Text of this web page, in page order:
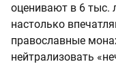
оценивают в 6 тыс.
настолько
православные
нейтрализовать